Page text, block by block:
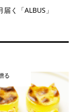
く「ALBUS」
る